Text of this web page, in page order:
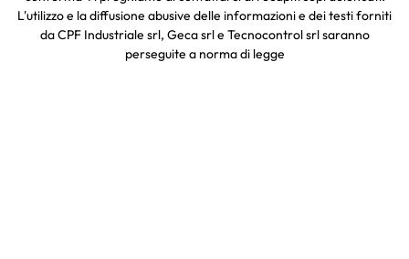
L'utilizzo e la diffusione abusive delle informazioni e dei testi forniti
da CPF Industriale srl, Geca srl e Tecnocontrol srl saranno
perseguite a norma di legge